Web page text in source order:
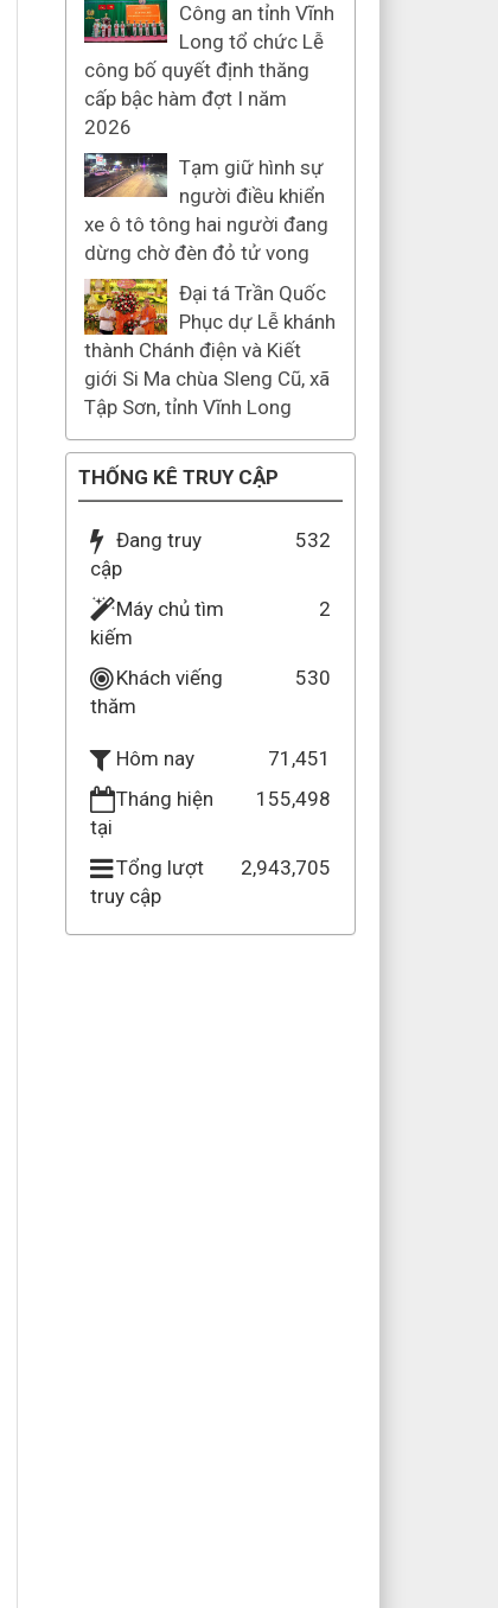
Công an tỉnh Vĩnh
Long tổ chức Lễ
công bố quyết định thăng
cấp bậc hàm đợt I năm
2026
Tạm giữ hình sự
người điều khiển
xe ô tô tông hai người đang
dừng chờ đèn đỏ tử vong
Đại tá Trần Quốc
Phục dự Lễ khánh
thành Chánh điện và Kiết
giới Si Ma chùa Sleng Cũ, xã
Tập Sơn, tỉnh Vĩnh Long
THỐNG KÊ TRUY CẬP
Đang truy
cập
532
Máy chủ tìm
kiếm
2
Khách viếng
thăm
530
Hôm nay
71,451
Tháng hiện
tại
155,498
Tổng lượt
truy cập
2,943,705